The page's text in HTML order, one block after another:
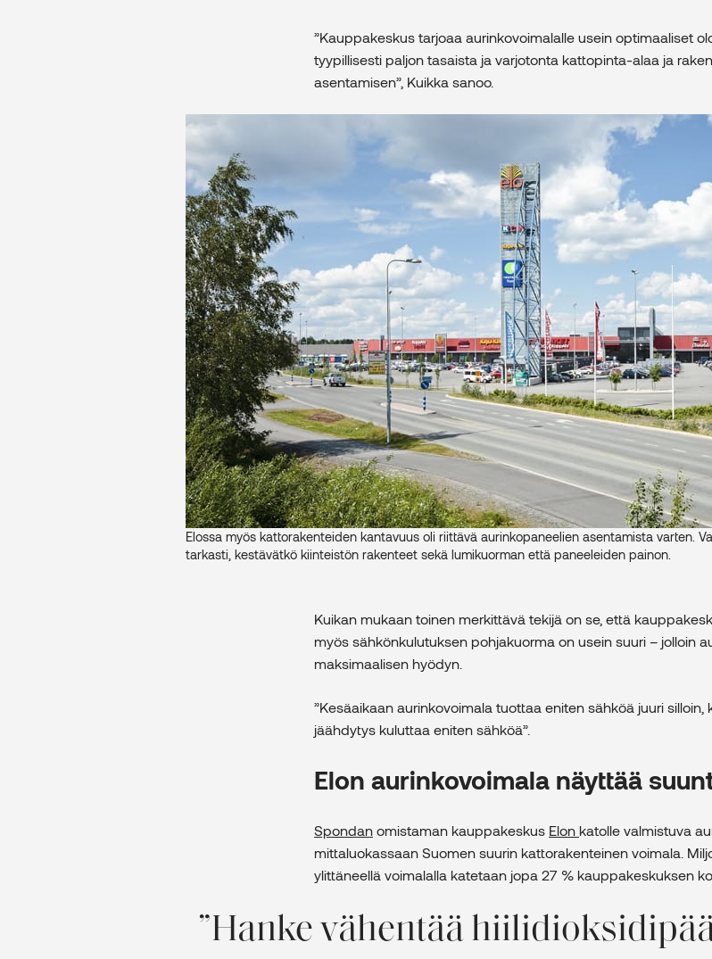
”Kauppakeskus tarjoaa aurinkovoimalalle usein optimaaliset
tyypillisesti paljon tasaista ja varjotonta kattopinta-alaa ja
asentamisen”, Kuikka sanoo.
Elossa myös kattorakenteiden kantavuus oli riittävä aurinkopaneelien asentamista varten.
tarkasti, kestävätkö kiinteistön rakenteet sekä lumikuorman että paneeleiden painon.
Kuikan mukaan toinen merkittävä tekijä on se, että
myös sähkönkulutuksen pohjakuorma on usein suuri – jolloin
maksimaalisen hyödyn.
”Kesäaikaan aurinkovoimala tuottaa eniten sähköä juuri
jäähdytys kuluttaa eniten sähköä”.
Elon aurinkovoimala näyttää
Spondan omistaman kauppakeskus Elon katolle valmistuva
mittaluokassaan Suomen suurin kattorakenteinen voimala.
ylittäneellä voimalalla katetaan jopa 27 % kauppakeskuksen
Hanke vähentää